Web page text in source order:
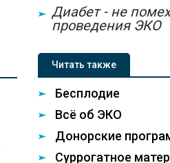
Диабет - не
проведения ЭКО
Читать также
Бесплодие
Всё об ЭКО
Донорские
Суррогатное